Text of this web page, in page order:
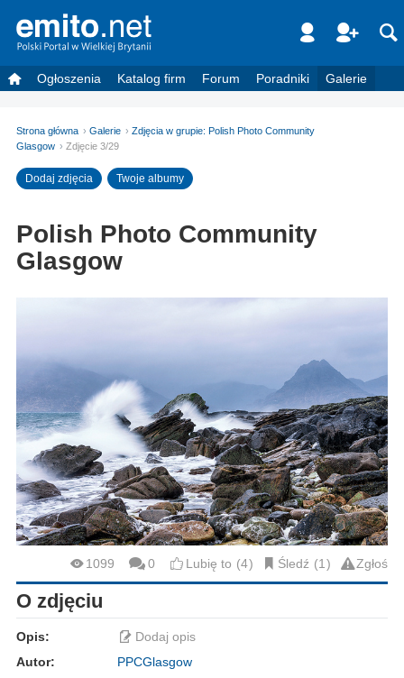
Ogłoszenia Katalog firm Forum Poradniki Galerie
Strona główna Galerie
Zdjęcia w grupie: Polish Photo Community
Glasgow
Zdjęcie 3/29
Dodaj zdjęcia Twoje albumy
Polish Photo Community
Glasgow
1099 0 Lubię to 4 Śledź 1 Zgłoś
O zdjęciu
Opis:
Dodaj opis
Autor:
PPCGlasgow